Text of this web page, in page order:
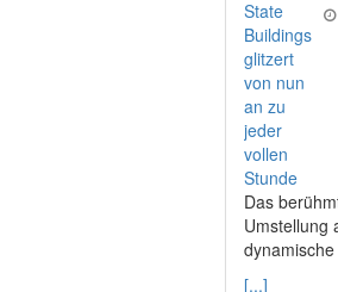
Das
Umstellung
[...]